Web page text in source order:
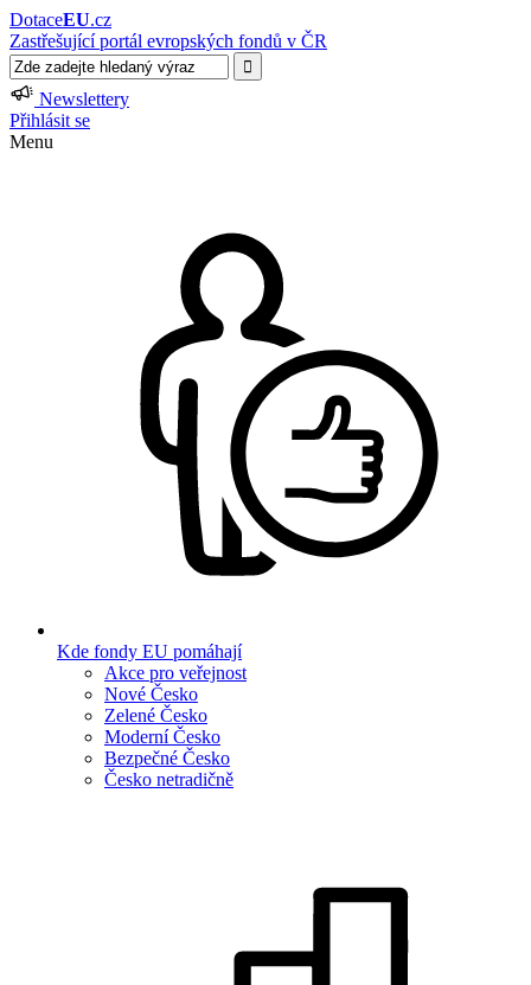
DotaceEU.cz
Zastřešující portál evropských fondů v ČR
Newslettery
Přihlásit se
Menu
Kde fondy EU pomáhají
Akce pro veřejnost
Nové Česko
Zelené Česko
Moderní Česko
Bezpečné Česko
Česko netradičně